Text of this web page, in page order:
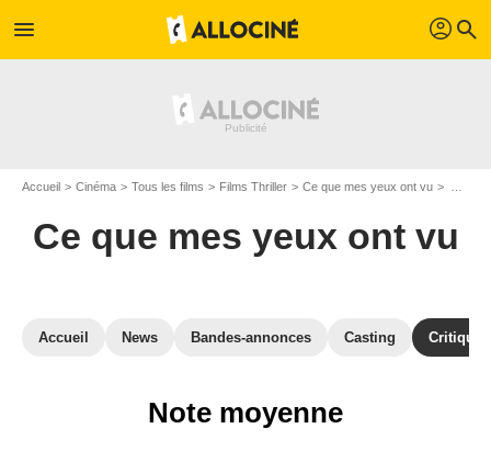
menu profil search
Accueil Cinéma Tous les films Films Thriller Ce que mes yeux ont vu
Ce que mes yeux ont vu
Accueil News Bandes-annonces Casting
Note moyenne